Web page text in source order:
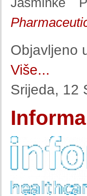
Objavljeno
Više...
Srijeda, 12